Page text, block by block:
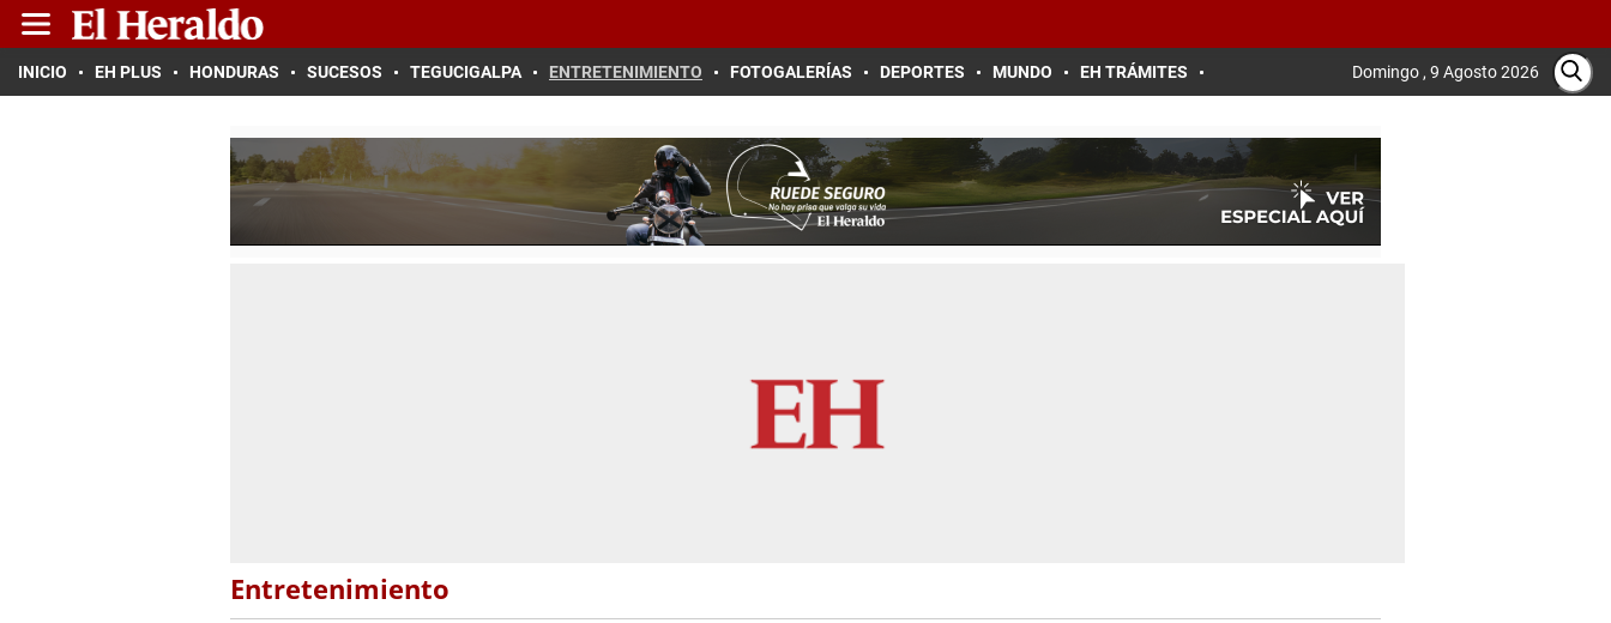
INICIO EH PLUS HONDURAS SUCESOS TEGUCIGALPA ENTRETENIMIENTO FOTOGALERÍAS DEPORTES MUNDO EH TRÁMITES Domingo , 9 Agosto 2026
Entretenimiento